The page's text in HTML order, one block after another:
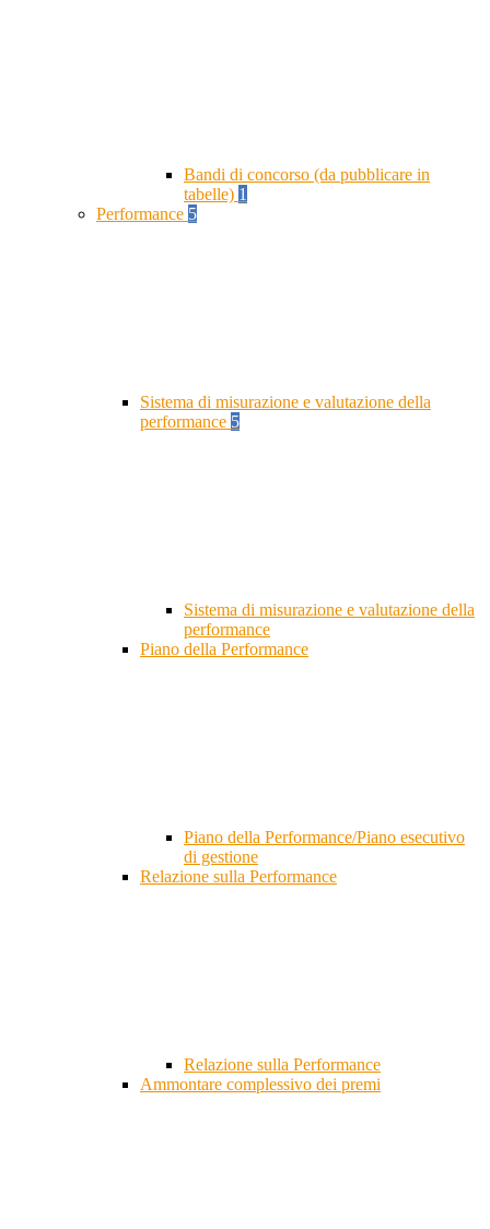
Bandi di concorso (da pubblicare in
tabelle) 1
Performance 5
Sistema di misurazione e valutazione della
performance 5
Sistema di misurazione e valutazione della
performance
Piano della Performance
Piano della Performance/Piano esecutivo
di gestione
Relazione sulla Performance
Relazione sulla Performance
Ammontare complessivo dei premi